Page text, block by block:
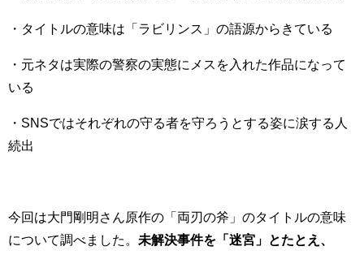
・タイトルの意味は「ラビリンス」の語源からきている
・元ネタは実際の警察の実態にメスを入れた作品になって
いる
・SNSではそれぞれの守る者を守ろうとする姿に涙する人
続出
今回は大門剛明さん原作の「両刃の斧」のタイトルの意味
について調べました。 未解決事件を「迷宮」とたとえ、